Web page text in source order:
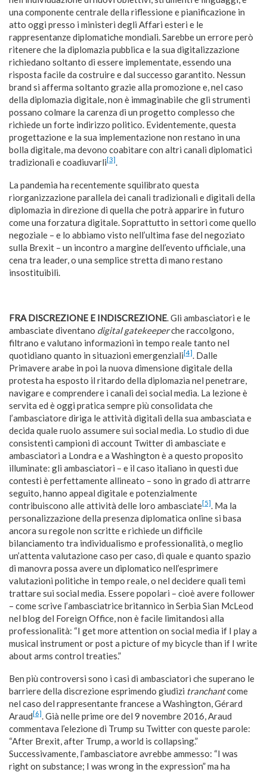
una componente centrale della riflessione e pianificazione in
atto oggi presso i ministeri degli Affari esteri e le
rappresentanze diplomatiche mondiali. Sarebbe un errore però
ritenere che la diplomazia pubblica e la sua digitalizzazione
richiedano soltanto di essere implementate, essendo una
risposta facile da costruire e dal successo garantito. Nessun
brand si afferma soltanto grazie alla promozione e, nel caso
della diplomazia digitale, non è immaginabile che gli strumenti
possano colmare la carenza di un progetto complesso che
richiede un forte indirizzo politico. Evidentemente, questa
progettazione e la sua implementazione non restano in una
bolla digitale, ma devono coabitare con altri canali diplomatici
tradizionali e coadiuvarli[3].
La pandemia ha recentemente squilibrato questa
riorganizzazione parallela dei canali tradizionali e digitali della
diplomazia in direzione di quella che potrà apparire in futuro
come una forzatura digitale. Soprattutto in settori come quello
negoziale – e lo abbiamo visto nell’ultima fase del negoziato
sulla Brexit – un incontro a margine dell’evento ufficiale, una
cena tra leader, o una semplice stretta di mano restano
insostituibili.
FRA DISCREZIONE E INDISCREZIONE. Gli ambasciatori e le
ambasciate diventano digital gatekeeperche raccolgono,
filtrano e valutano informazioni in tempo reale tanto nel
quotidiano quanto in situazioni emergenziali[4]. Dalle
Primavere arabe in poi la nuova dimensione digitale della
protesta ha esposto il ritardo della diplomazia nel penetrare,
navigare e comprendere i canali dei social media. La lezione è
servita ed è oggi pratica sempre più consolidata che
l’ambasciatore diriga le attività digitali della sua ambasciata e
decida quale ruolo assumere sui social media. Lo studio di due
consistenti campioni di account Twitter di ambasciate e
ambasciatori a Londra e a Washington è a questo proposito
illuminate: gli ambasciatori – e il caso italiano in questi due
contesti è perfettamente allineato – sono in grado di attrarre
seguito, hanno appeal digitale e potenzialmente
contribuiscono alle attività delle loro ambasciate[5]. Ma la
personalizzazione della presenza diplomatica online si basa
ancora su regole non scritte e richiede un difficile
bilanciamento tra individualismo e professionalità, o meglio
un’attenta valutazione caso per caso, di quale e quanto spazio
di manovra possa avere un diplomatico nell’esprimere
valutazioni politiche in tempo reale, o nel decidere quali temi
trattare sui social media. Essere popolari – cioè avere follower
– come scrive l’ambasciatrice britannico in Serbia Sian McLeod
nel blog del Foreign Office, non è facile limitandosi alla
professionalità: “I get more attention on social media if I play a
musical instrument or post a picture of my bicycle than if I write
about arms control treaties.”
Ben più controversi sono i casi di ambasciatori che superano le
barriere della discrezione esprimendo giudizi tranchantcome
nel caso del rappresentante francese a Washington, Gérard
Araud[6]. Già nelle prime ore del 9 novembre 2016, Araud
commentava l’elezione di Trump su Twitter con queste parole:
“After Brexit, after Trump, a world is collapsing.”
Successivamente, l’ambasciatore avrebbe ammesso: “I was
right on substance; I was wrong in the expression” ma ha